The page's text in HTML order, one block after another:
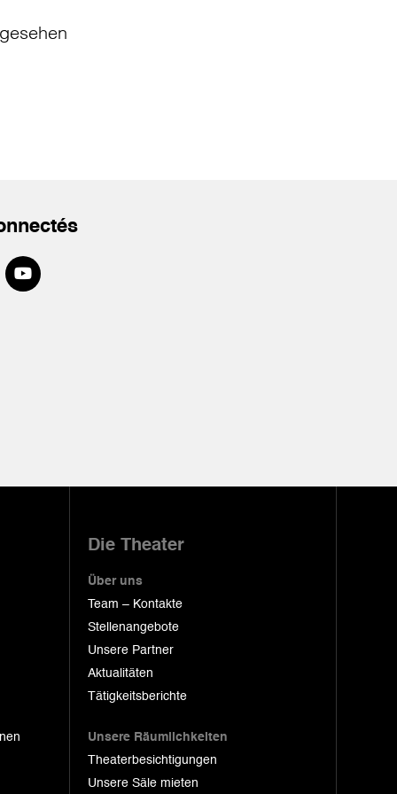
Die Theater
Über uns
Team – Kontakte
Stellenangebote
Unsere Partner
Aktualitäten
Tätigkeitsberichte
Unsere Räumlichkeiten
Theaterbesichtigungen
Unsere Säle mieten